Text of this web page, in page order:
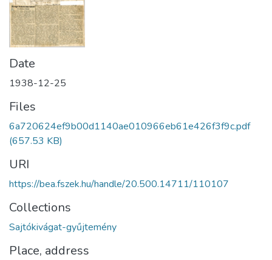
Date
1938-12-25
Files
6a720624ef9b00d1140ae010966eb61e426f3f9c.pdf
(657.53 KB)
URI
https://bea.fszek.hu/handle/20.500.14711/110107
Collections
Sajtókivágat-gyűjtemény
Place, address